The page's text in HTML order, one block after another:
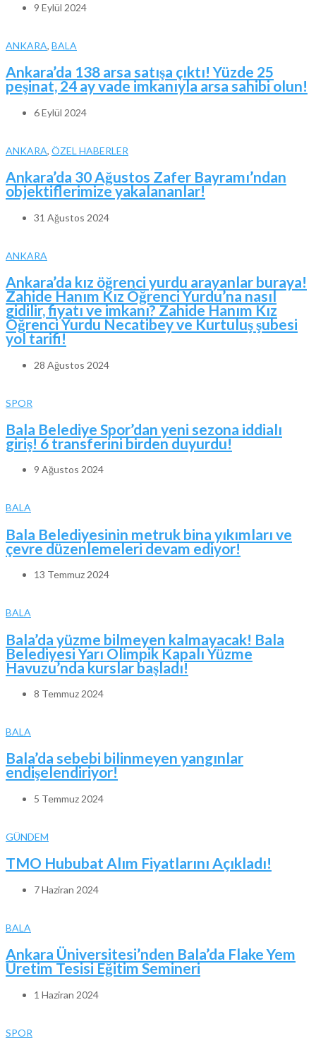
9 Eylül 2024
ANKARA, BALA
Ankara’da 138 arsa satışa çıktı! Yüzde 25
peşinat, 24 ay vade imkanıyla arsa sahibi olun!
6 Eylül 2024
ANKARA, ÖZEL HABERLER
Ankara’da 30 Ağustos Zafer Bayramı’ndan
objektiflerimize yakalananlar!
31 Ağustos 2024
ANKARA
Ankara’da kız öğrenci yurdu arayanlar buraya!
Zahide Hanım Kız Öğrenci Yurdu’na nasıl
gidilir, fiyatı ve imkanı? Zahide Hanım Kız
Öğrenci Yurdu Necatibey ve Kurtuluş şubesi
yol tarifi!
28 Ağustos 2024
SPOR
Bala Belediye Spor’dan yeni sezona iddialı
giriş! 6 transferini birden duyurdu!
9 Ağustos 2024
BALA
Bala Belediyesinin metruk bina yıkımları ve
çevre düzenlemeleri devam ediyor!
13 Temmuz 2024
BALA
Bala’da yüzme bilmeyen kalmayacak! Bala
Belediyesi Yarı Olimpik Kapalı Yüzme
Havuzu’nda kurslar başladı!
8 Temmuz 2024
BALA
Bala’da sebebi bilinmeyen yangınlar
endişelendiriyor!
5 Temmuz 2024
GÜNDEM
TMO Hububat Alım Fiyatlarını Açıkladı!
7 Haziran 2024
BALA
Ankara Üniversitesi’nden Bala’da Flake Yem
Üretim Tesisi Eğitim Semineri
1 Haziran 2024
SPOR